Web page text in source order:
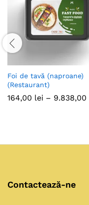
Foi de tavă (naproane)
(Restaurant)
164,00 lei – 9.838,00
Contactează-ne